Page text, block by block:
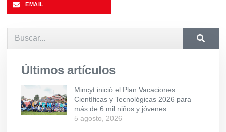
EMAIL
Últimos artículos
Mincyt inició el Plan Vacaciones
Científicas y Tecnológicas 2026 para
más de 6 mil niños y jóvenes
5 agosto, 2026